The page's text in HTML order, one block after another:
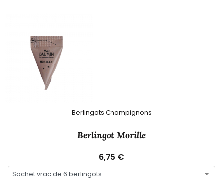
Berlingots Champignons
Berlingot Morille
6,75 €